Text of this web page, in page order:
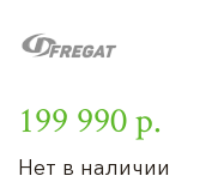
199 990 р.
Нет в наличии